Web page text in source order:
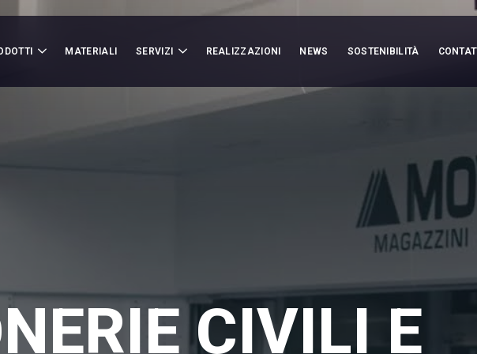
MATERIALI SERVIZI REALIZZAZIONI NEWS SOSTENIBILITÀ
CIVILI E